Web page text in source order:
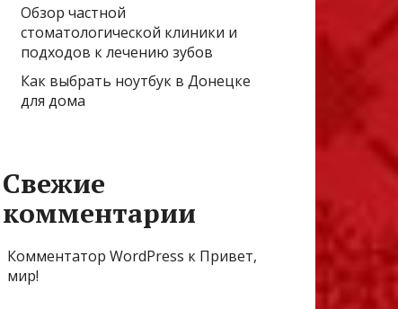
Обзор частной
стоматологической клиники и
подходов к лечению зубов
Как выбрать ноутбук в Донецке
для дома
Свежие
комментарии
Комментатор WordPress к Привет,
мир!